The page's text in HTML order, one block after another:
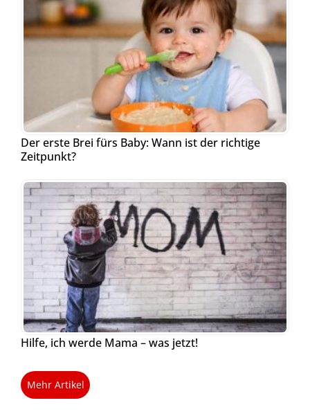
Der erste Brei fürs Baby: Wann ist der richtige
Zeitpunkt?
Hilfe, ich werde Mama – was jetzt!
Mehr Artikel